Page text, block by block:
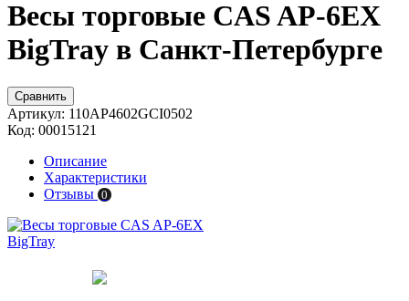
Весы торговые CAS AP-6EX
BigTray в Санкт-Петербурге
Сравнить
Артикул: 110AP4602GCI0502
Код: 00015121
Описание
Характеристики
Отзывы 0